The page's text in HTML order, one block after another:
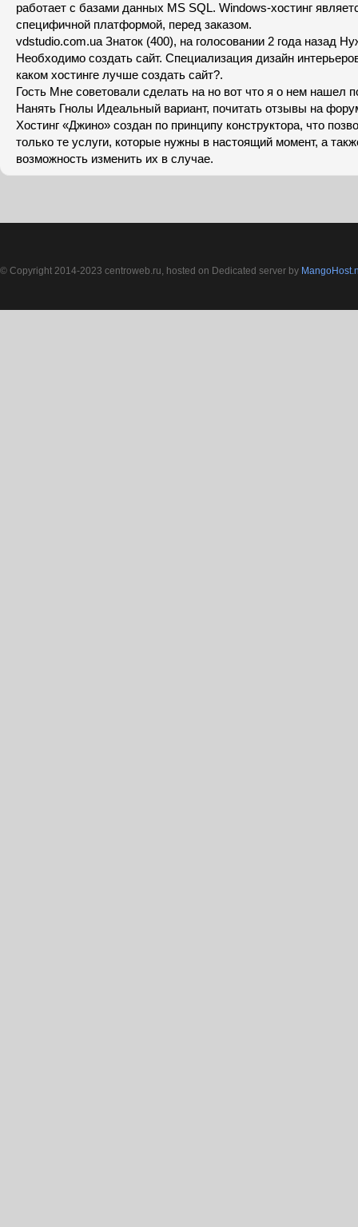
работает с базами данных MS SQL. Windows-хостинг
специфичной платформой, перед заказом.
vdstudio.com.ua Знаток (400), на голосовании 2 года назад
Необходимо создать сайт. Специализация дизайн
каком хостинге лучше создать сайт?.
Гость Мне советовали сделать на но вот что я о нем нашел
Нанять Гнолы Идеальный вариант, почитать отзывы на
Хостинг «Джино» создан по принципу конструктора, что
только те услуги, которые нужны в настоящий момент, а
возможность изменить их в случае.
© Copyright 2014-2023 centroweb.ru, hosted on Dedicated server by